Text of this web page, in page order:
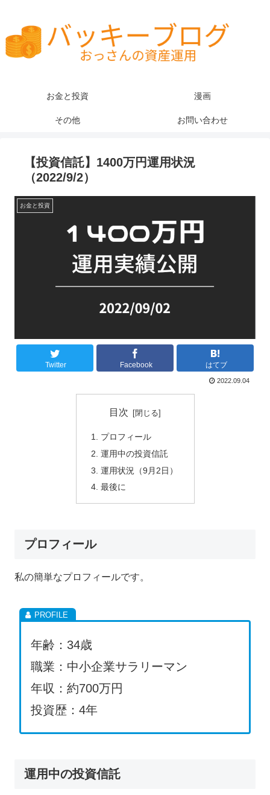
お金と投資 漫画
その他 お問い合わせ
【投資信託】1400万円運用状況
（2022/9/2）
お金と投資
Twitter Facebook はてブ
2022.09.04
目次
プロフィール
運用中の投資信託
運用状況（9月2日）
最後に
プロフィール
私の簡単なプロフィールです。
年齢：34歳
職業：中小企業サラリーマン
年収：約700万円
投資歴：4年
運用中の投資信託